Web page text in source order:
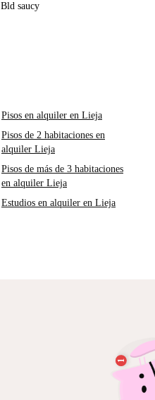
Bld saucy
Pisos en alquiler en Lieja
Pisos de 2 habitaciones en
alquiler Lieja
Pisos de más de 3 habitaciones
en alquiler Lieja
Estudios en alquiler en Lieja